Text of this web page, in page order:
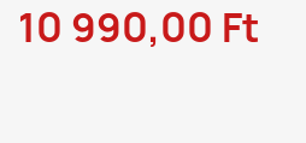
10 990,00 Ft